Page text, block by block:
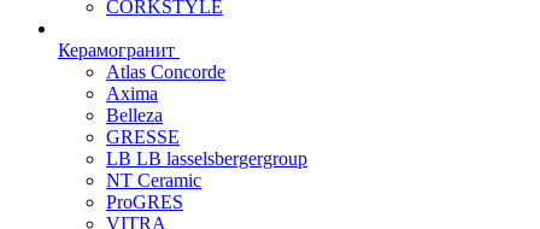
CORKSTYLE
Керамогранит
Atlas Concorde
Axima
Belleza
GRESSE
LB LB lasselsbergergroup
NT Ceramic
ProGRES
VITRA